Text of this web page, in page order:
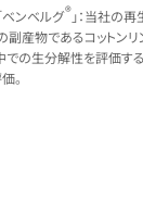
ンベルグ®」：当社の
副産物であるコットン
での生分解性を評価す
。